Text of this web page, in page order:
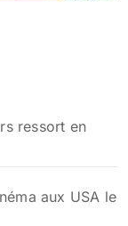
ressort en
aux USA le